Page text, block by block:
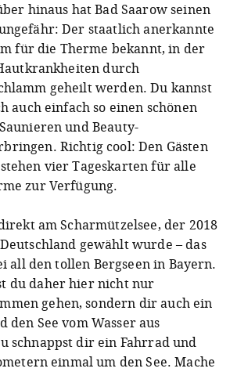
hinaus hat Bad Saarow seinen
Der staatlich anerkannte
für die Therme bekannt, in der
durch
geheilt werden. Du kannst
auch einfach so einen schönen
und Beauty-
Richtig cool: Den Gästen
vier Tageskarten für alle
zur Verfügung.
am Scharmützelsee, der 2018
gewählt wurde – das
all den tollen Bergseen in Bayern.
du daher hier nicht nur
gehen, sondern dir auch ein
den See vom Wasser aus
schnappst dir ein Fahrrad und
einmal um den See. Mache